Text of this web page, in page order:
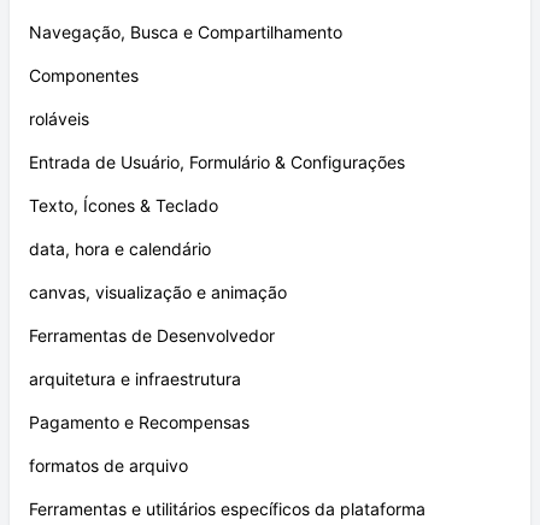
Navegação, Busca e Compartilhamento
Componentes
roláveis
Entrada de Usuário, Formulário & Configurações
Texto, Ícones & Teclado
data, hora e calendário
canvas, visualização e animação
Ferramentas de Desenvolvedor
arquitetura e infraestrutura
Pagamento e Recompensas
formatos de arquivo
Ferramentas e utilitários específicos da plataforma